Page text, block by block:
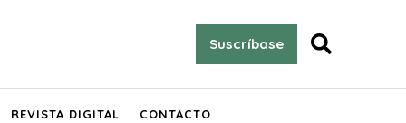
Suscríbase 
REVISTA DIGITAL
CONTACTO